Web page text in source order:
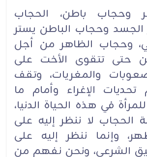
وحجاب باطن، الحجاب
الجسد وحجاب الباطن يستر
وحجاب الظاهر من أجل
حتى تتقوى الأخت على
والمغريات، وتقف
الإغراء وأمام ما
في هذه الحياة الدنيا،
الحجاب لا ننظر إليه على
وإنما ننظر إليه على
الشرعي، ونحن نفهم من